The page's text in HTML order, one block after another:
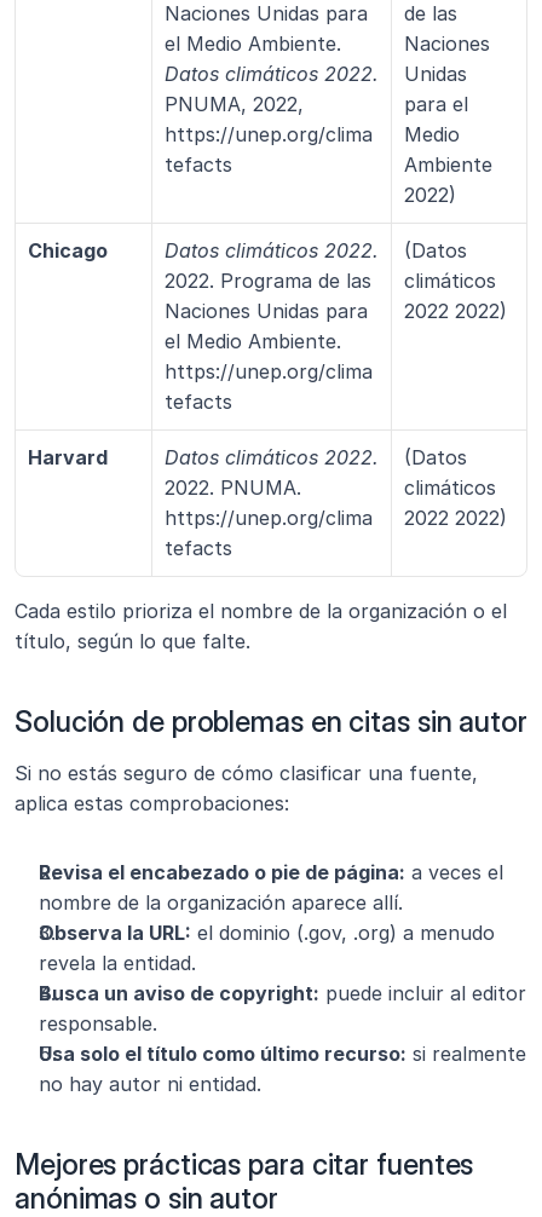
Naciones Unidas para
Datos climáticos 2022.
PNUMA, 2022,
https://unep.org/clima
tefacts
de las
Naciones
Unidas
para el
Medio
Ambiente
2022)
Chicago
Datos climáticos 2022.
2022. Programa de las
Naciones Unidas para
el Medio Ambiente.
https://unep.org/clima
tefacts
(Datos
climáticos
2022 2022)
Harvard
Datos climáticos 2022.
2022. PNUMA.
https://unep.org/clima
tefacts
(Datos
climáticos
2022 2022)
Cada estilo prioriza el nombre de la organización o el
título, según lo que falte.
Solución de problemas en citas sin autor
Si no estás seguro de cómo clasificar una fuente,
aplica estas comprobaciones:
Revisa el encabezado o pie de página: a veces el
nombre de la organización aparece allí.
Observa la URL: el dominio (.gov, .org) a menudo
revela la entidad.
Busca un aviso de copyright: puede incluir al editor
responsable.
Usa solo el título como último recurso: si realmente
no hay autor ni entidad.
Mejores prácticas para citar fuentes
anónimas o sin autor